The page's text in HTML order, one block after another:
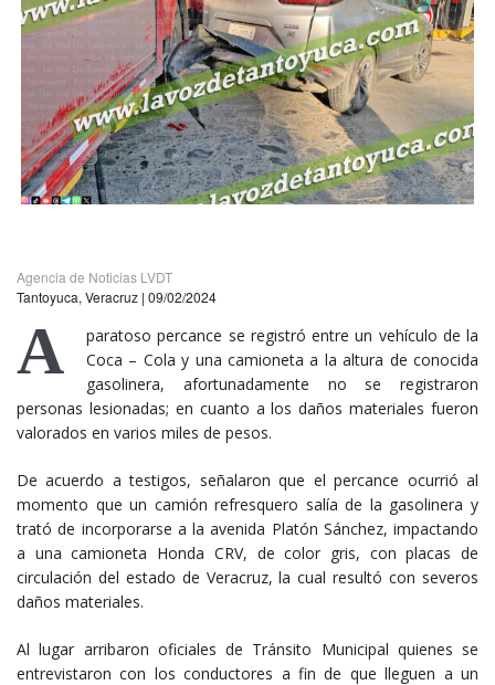
Agencia de Noticias LVDT
Tantoyuca, Veracruz | 09/02/2024
A
paratoso percance se registró entre un vehículo de la
Coca – Cola y una camioneta a la altura de conocida
gasolinera, afortunadamente no se registraron
personas lesionadas; en cuanto a los daños materiales fueron
valorados en varios miles de pesos.
De acuerdo a testigos, señalaron que el percance ocurrió al
momento que un camión refresquero salía de la gasolinera y
trató de incorporarse a la avenida Platón Sánchez, impactando
a una camioneta Honda CRV, de color gris, con placas de
circulación del estado de Veracruz, la cual resultó con severos
daños materiales.
Al lugar arribaron oficiales de Tránsito Municipal quienes se
entrevistaron con los conductores a fin de que lleguen a un